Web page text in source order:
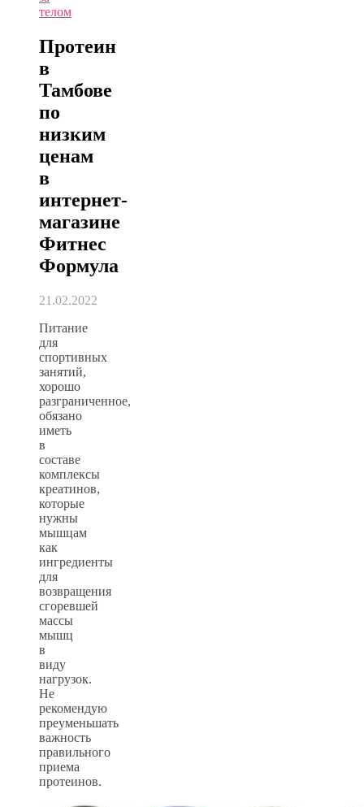
телом
Протеин
в
Тамбове
по
низким
ценам
в
интернет-
магазине
Фитнес
Формула
21.02.2022
Питание
для
спортивных
занятий,
хорошо
разграниченное,
обязано
иметь
в
составе
комплексы
креатинов,
которые
нужны
мышцам
как
ингредиенты
для
возвращения
сгоревшей
массы
мышц
в
виду
нагрузок.
Не
рекомендую
преуменьшать
важность
правильного
приема
протеинов.